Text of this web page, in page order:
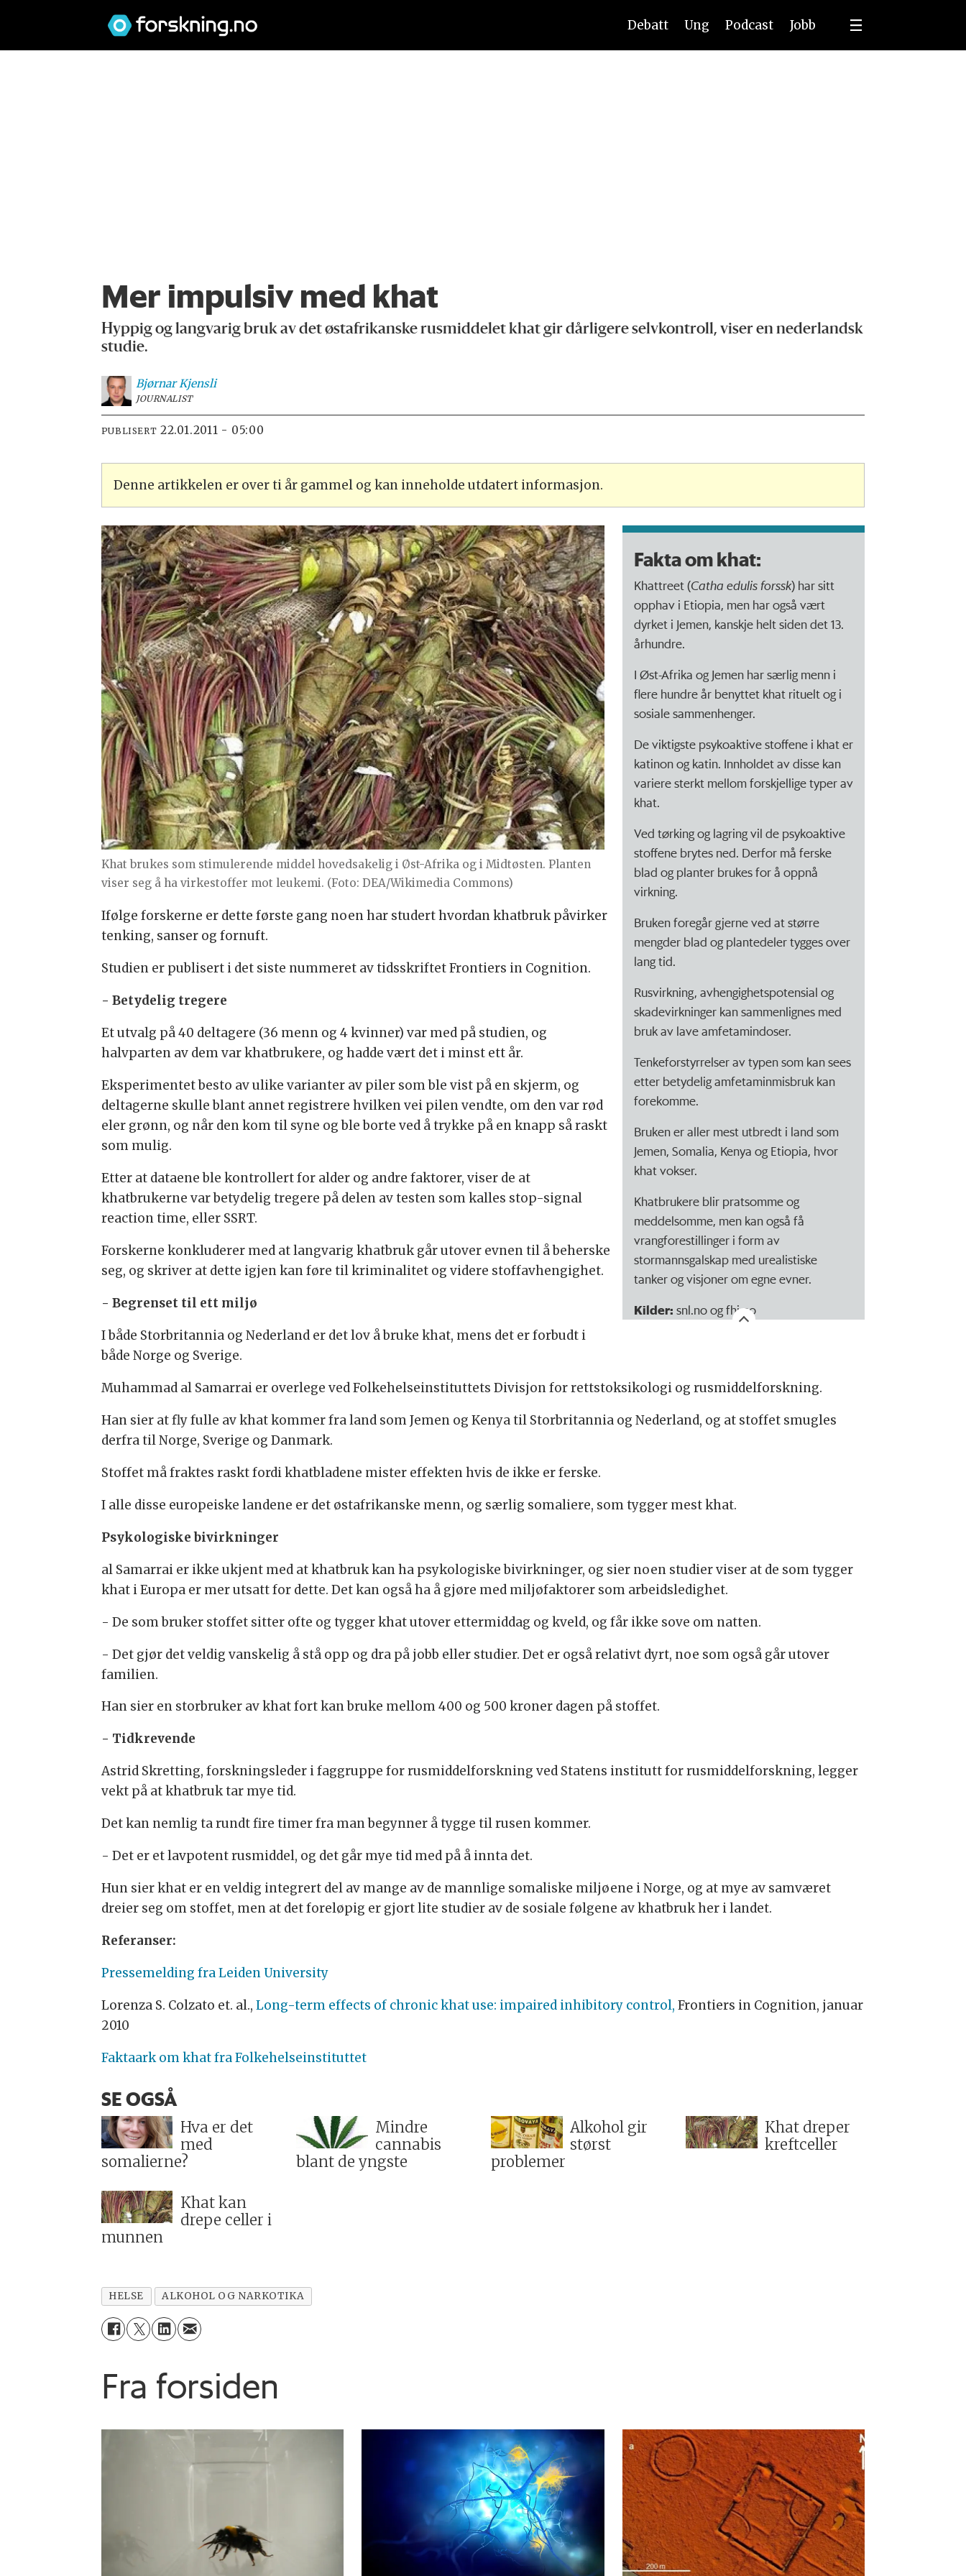
Debatt Ung Podcast Jobb
Mer impulsiv med khat
Hyppig og langvarig bruk av det østafrikanske rusmiddelet khat gir dårligere selvkontroll, viser en nederlandsk
studie.
Bjørnar Kjensli
JOURNALIST
PUBLISERT 22.01.2011 - 05:00
Denne artikkelen er over ti år gammel og kan inneholde utdatert informasjon.
Khat brukes som stimulerende middel hovedsakelig i Øst-Afrika og i Midtøsten. Planten
viser seg å ha virkestoffer mot leukemi. (Foto: DEA/Wikimedia Commons)
Fakta om khat:
Khattreet (Catha edulis forssk) har sitt
opphav i Etiopia, men har også vært
dyrket i Jemen, kanskje helt siden det 13.
århundre.
I Øst-Afrika og Jemen har særlig menn i
flere hundre år benyttet khat rituelt og i
sosiale sammenhenger.
De viktigste psykoaktive stoffene i khat er
katinon og katin. Innholdet av disse kan
variere sterkt mellom forskjellige typer av
khat.
Ved tørking og lagring vil de psykoaktive
stoffene brytes ned. Derfor må ferske
blad og planter brukes for å oppnå
virkning.
Bruken foregår gjerne ved at større
mengder blad og plantedeler tygges over
lang tid.
Rusvirkning, avhengighetspotensial og
skadevirkninger kan sammenlignes med
bruk av lave amfetamindoser.
Tenkeforstyrrelser av typen som kan sees
etter betydelig amfetaminmisbruk kan
forekomme.
Bruken er aller mest utbredt i land som
Jemen, Somalia, Kenya og Etiopia, hvor
khat vokser.
Khatbrukere blir pratsomme og
meddelsomme, men kan også få
vrangforestillinger i form av
stormannsgalskap med urealistiske
tanker og visjoner om egne evner.
Kilder:snl.no og fhi.no
Ifølge forskerne er dette første gang noen har studert hvordan khatbruk påvirker
tenking, sanser og fornuft.
Studien er publisert i det siste nummeret av tidsskriftet Frontiers in Cognition.
- Betydelig tregere
Et utvalg på 40 deltagere (36 menn og 4 kvinner) var med på studien, og
halvparten av dem var khatbrukere, og hadde vært det i minst ett år.
Eksperimentet besto av ulike varianter av piler som ble vist på en skjerm, og
deltagerne skulle blant annet registrere hvilken vei pilen vendte, om den var rød
eler grønn, og når den kom til syne og ble borte ved å trykke på en knapp så raskt
som mulig.
Etter at dataene ble kontrollert for alder og andre faktorer, viser de at
khatbrukerne var betydelig tregere på delen av testen som kalles stop-signal
reaction time, eller SSRT.
Forskerne konkluderer med at langvarig khatbruk går utover evnen til å beherske
seg, og skriver at dette igjen kan føre til kriminalitet og videre stoffavhengighet.
- Begrenset til ett miljø
I både Storbritannia og Nederland er det lov å bruke khat, mens det er forbudt i
både Norge og Sverige.
Muhammad al Samarrai er overlege ved Folkehelseinstituttets Divisjon for rettstoksikologi og rusmiddelforskning.
Han sier at fly fulle av khat kommer fra land som Jemen og Kenya til Storbritannia og Nederland, og at stoffet smugles
derfra til Norge, Sverige og Danmark.
Stoffet må fraktes raskt fordi khatbladene mister effekten hvis de ikke er ferske.
I alle disse europeiske landene er det østafrikanske menn, og særlig somaliere, som tygger mest khat.
Psykologiske bivirkninger
al Samarrai er ikke ukjent med at khatbruk kan ha psykologiske bivirkninger, og sier noen studier viser at de som tygger
khat i Europa er mer utsatt for dette. Det kan også ha å gjøre med miljøfaktorer som arbeidsledighet.
- De som bruker stoffet sitter ofte og tygger khat utover ettermiddag og kveld, og får ikke sove om natten.
- Det gjør det veldig vanskelig å stå opp og dra på jobb eller studier. Det er også relativt dyrt, noe som også går utover
familien.
Han sier en storbruker av khat fort kan bruke mellom 400 og 500 kroner dagen på stoffet.
- Tidkrevende
Astrid Skretting, forskningsleder i faggruppe for rusmiddelforskning ved Statens institutt for rusmiddelforskning, legger
vekt på at khatbruk tar mye tid.
Det kan nemlig ta rundt fire timer fra man begynner å tygge til rusen kommer.
- Det er et lavpotent rusmiddel, og det går mye tid med på å innta det.
Hun sier khat er en veldig integrert del av mange av de mannlige somaliske miljøene i Norge, og at mye av samværet
dreier seg om stoffet, men at det foreløpig er gjort lite studier av de sosiale følgene av khatbruk her i landet.
Referanser:
Pressemelding fra Leiden University
Lorenza S. Colzato et. al., Long-term effects of chronic khat use: impaired inhibitory control, Frontiers in Cognition, januar
2010
Faktaark om khat fra Folkehelseinstituttet
SE OGSÅ
Hva er det
med
somalierne?
Mindre
cannabis
blant de yngste
Alkohol gir
størst
problemer
Khat dreper
kreftceller
Khat kan
drepe celler i
munnen
HELSE ALKOHOL OG NARKOTIKA
Fra forsiden